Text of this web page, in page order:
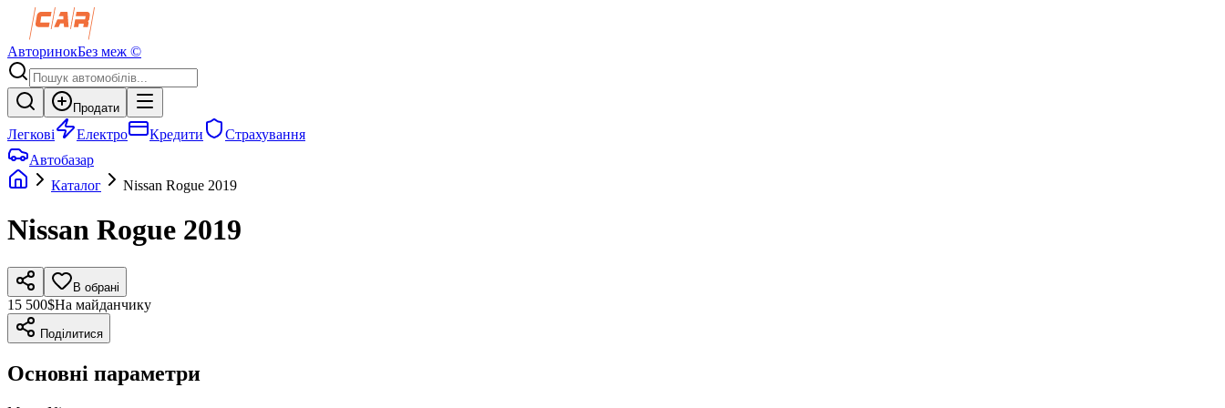
АвторинокБез меж ©
Продати
Легкові Електро Кредити
Страхування
Автобазар
Каталог
Nissan Rogue 2019
Nissan Rogue 2019
В обрані
15 500$На майданчику
Поділитися
Основні параметри